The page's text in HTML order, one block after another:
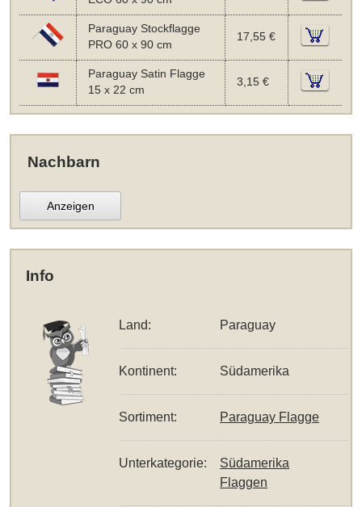
Paraguay Stockflagge
PRO 60 x 90 cm
17,55 €
Paraguay Satin Flagge
15 x 22 cm
3,15 €
Nachbarn
Anzeigen
Info
Land: Paraguay
Kontinent: Südamerika
Sortiment: Paraguay Flagge
Unterkategorie:
Südamerika
Flaggen